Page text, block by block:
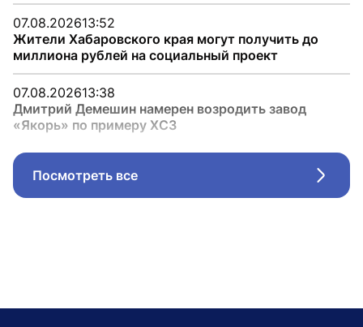
07.08.202613:52
Жители Хабаровского края могут получить до
миллиона рублей на социальный проект
07.08.202613:38
Дмитрий Демешин намерен возродить завод
«Якорь» по примеру ХСЗ
Посмотреть все